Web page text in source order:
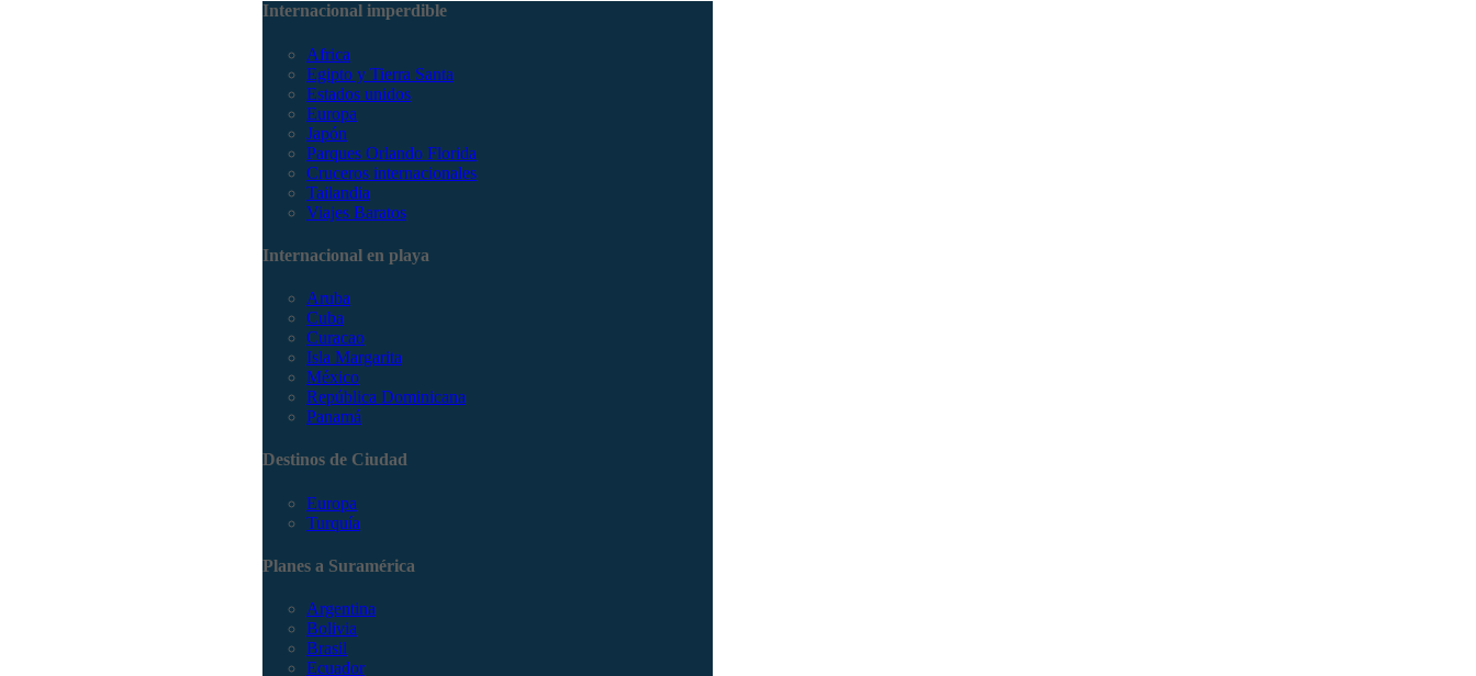
Internacional imperdible
Africa
Egipto y Tierra Santa
Estados unidos
Europa
Japón
Parques Orlando Florida
Cruceros internacionales
Tailandia
Viajes Baratos
Internacional en playa
Aruba
Cuba
Curacao
Isla Margarita
México
República Dominicana
Panamá
Destinos de Ciudad
Europa
Turquía
Planes a Suramérica
Argentina
Bolivia
Brasil
Ecuador